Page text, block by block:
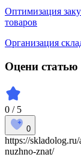
Оптимизация
товаров
Организация
Оцени статью
0 / 5
0
https://
nuzhno-znat/